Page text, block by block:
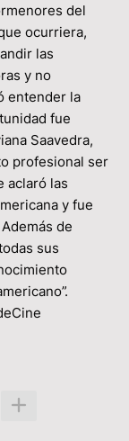
del
ocurriera,
las
y no
entender la
fue
Saavedra,
profesional ser
aclaró las
y fue
de
sus